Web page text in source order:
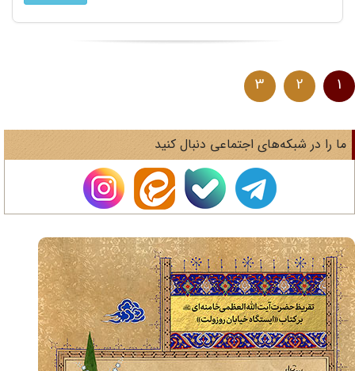
1
2
3
را در شبکه‌های اجتماعی دنبال کنید